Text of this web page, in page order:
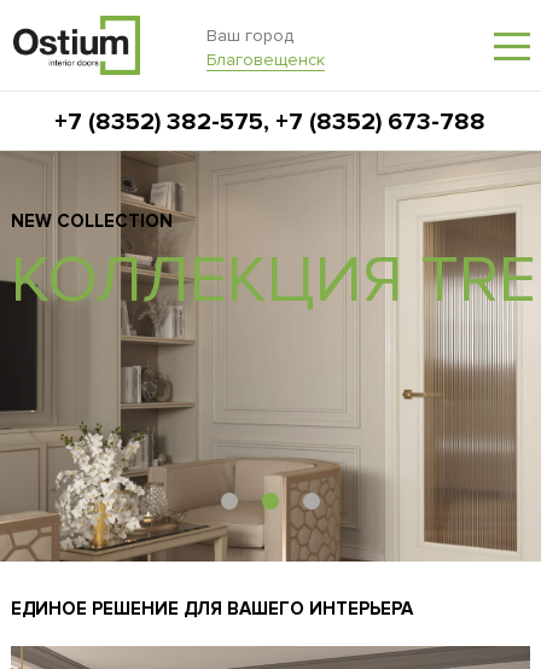
Ваш город
Благовещенск
+7 (8352) 382-575, +7 (8352) 673-788
NEW COLLECTION
КОЛЛЕКЦИЯ
ЕДИНОЕ РЕШЕНИЕ ДЛЯ ВАШЕГО ИНТЕРЬЕРА